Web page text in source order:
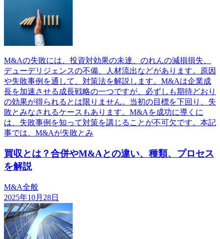
M&Aの失敗には、投資対効果の未達、のれんの減損損失、
デューデリジェンスの不備、人材流出などがあります。原因
や失敗事例を通して、対策法を解説します。M&Aは企業成
長を加速させる成長戦略の一つですが、必ずしも期待どおり
の効果が得られるとは限りません。当初の目標を下回り、失
敗とみなされるケースもあります。M&Aを成功に導くに
は、失敗事例を知って対策を講じることが不可欠です。本記
事では、M&Aが失敗とみ
買収とは？合併やM&Aとの違い、種類、プロセス
を解説
M&A全般
2025年10月28日